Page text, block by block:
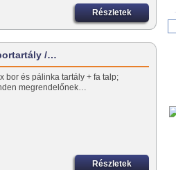
Részletek
/…
bor és pálinka tartály + fa talp;
megrendelőnek…
Részletek